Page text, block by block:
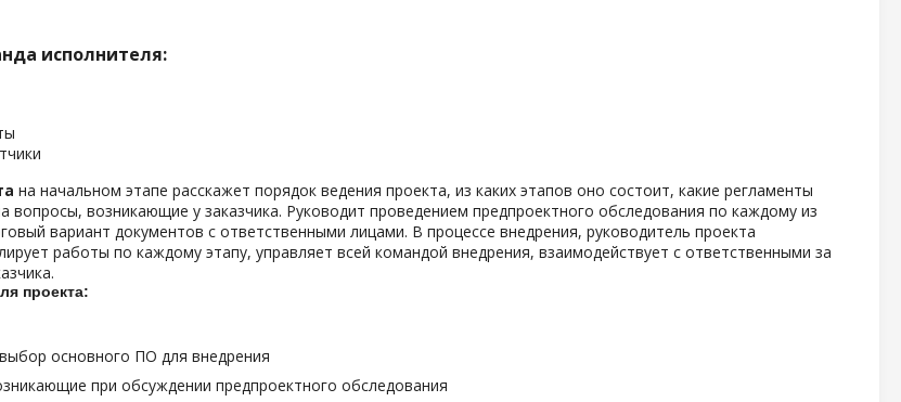
исполнителя:
на начальном этапе расскажет порядок ведения проекта, из каких этапов оно состоит, какие регламенты
вопросы, возникающие у заказчика. Руководит проведением предпроектного обследования по каждому из
вариант документов с ответственными лицами. В процессе внедрения, руководитель проекта
работы по каждому этапу, управляет всей командой внедрения, взаимодействует с ответственными за
проекта:
основного ПО для внедрения
при обсуждении предпроектного обследования